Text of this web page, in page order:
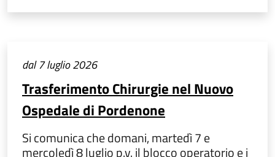
dal 7 luglio 2026
Trasferimento Chirurgie nel Nuovo
Ospedale di Pordenone
Si comunica che domani, martedì 7 e
mercoledì 8 luglio p.v. il blocco operatorio e i